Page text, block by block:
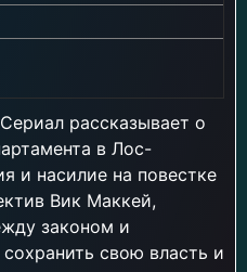
рассказывает о
в Лос-
и насилие на повестке
Вик Маккей,
законом и
свою власть и